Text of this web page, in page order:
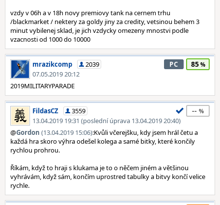
vzdy v 06h a v 18h novy premiovy tank na cernem trhu
/blackmarket / nektery za goldy jiny za credity, vetsinou behem 3
minut vybilenej sklad, je jich vzdycky omezeny mnostvi podle
vzacnosti od 1000 do 10000
mrazikcomp
2039
07.05.2019 20:12
PC 85
2019MILITARYPARADE
FildasCZ
3559
13.04.2019 19:31 (poslední úprava 13.04.2019 20:40)
--
@Gordon (13.04.2019 15:06):Kvůli včerejšku, kdy jsem hrál četu a
každá hra skoro výhra odešel kolega a samé bitky, které končily
rychlou prohrou.
Říkám, když to hraji s klukama je to o něčem jiném a většinou
vyhrávám, když sám, končím uprostred tabulky a bitvy končí velice
rychle.